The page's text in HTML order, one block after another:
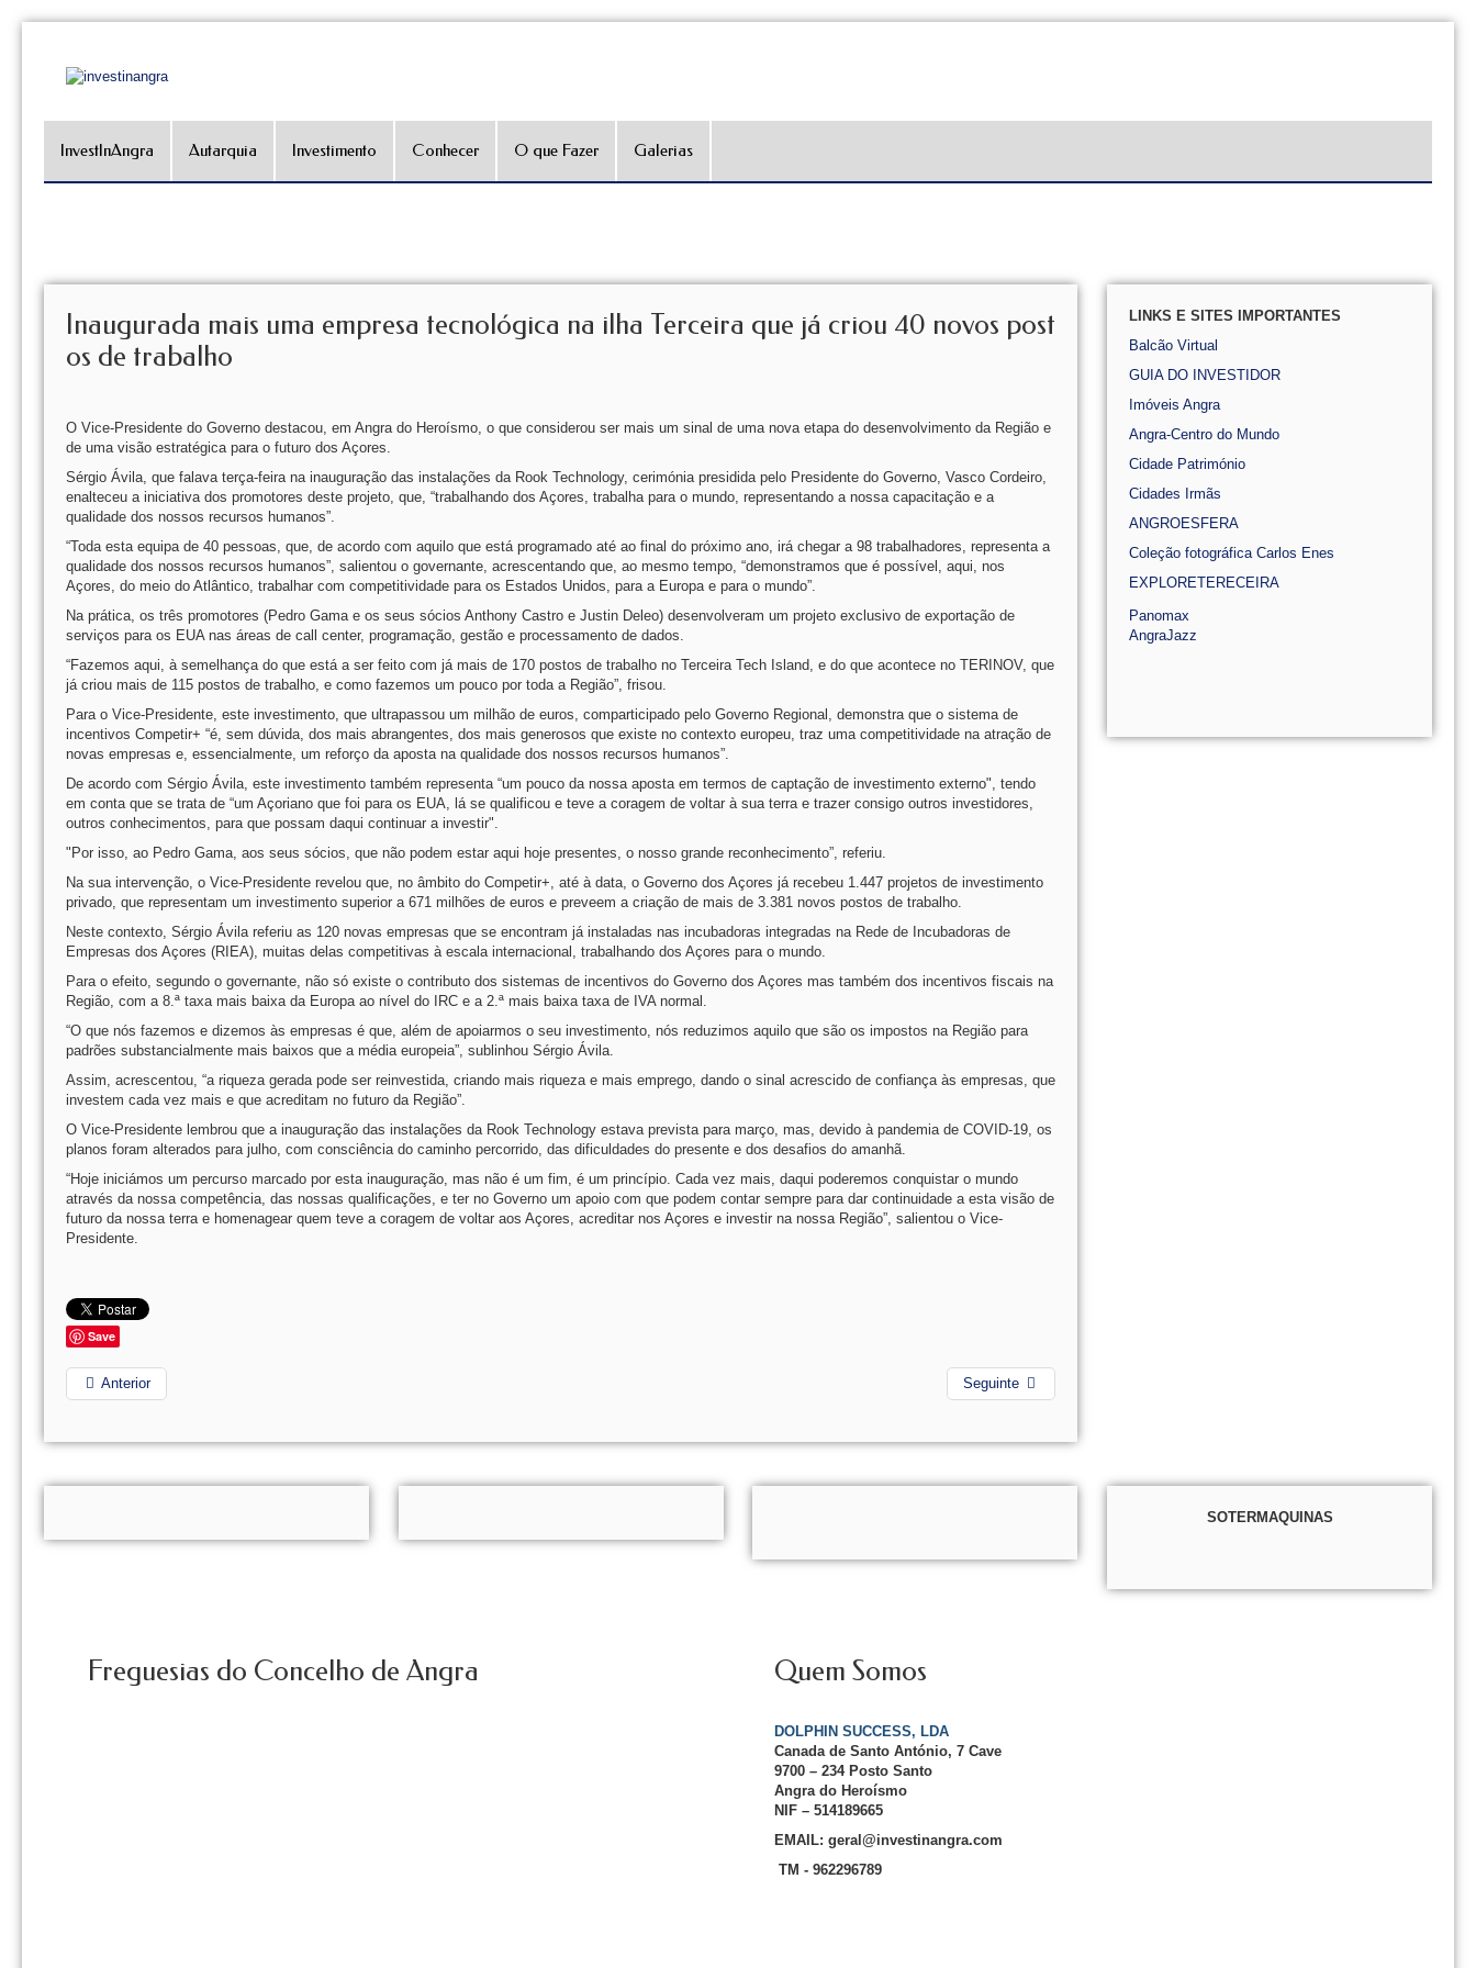
InvestInAngra Autarquia Investimento Conhecer O que Fazer Galerias
Inaugurada mais uma empresa tecnológica na ilha Terceira que já criou 40 novos post
os de trabalho
O Vice-Presidente do Governo destacou, em Angra do Heroísmo, o que considerou ser mais um sinal de uma nova etapa do desenvolvimento da Região e
de uma visão estratégica para o futuro dos Açores.
Sérgio Ávila, que falava terça-feira na inauguração das instalações da Rook Technology, cerimónia presidida pelo Presidente do Governo, Vasco Cordeiro,
enalteceu a iniciativa dos promotores deste projeto, que, “trabalhando dos Açores, trabalha para o mundo, representando a nossa capacitação e a
qualidade dos nossos recursos humanos”.
“Toda esta equipa de 40 pessoas, que, de acordo com aquilo que está programado até ao final do próximo ano, irá chegar a 98 trabalhadores, representa a
qualidade dos nossos recursos humanos”, salientou o governante, acrescentando que, ao mesmo tempo, “demonstramos que é possível, aqui, nos
Açores, do meio do Atlântico, trabalhar com competitividade para os Estados Unidos, para a Europa e para o mundo”.
Na prática, os três promotores (Pedro Gama e os seus sócios Anthony Castro e Justin Deleo) desenvolveram um projeto exclusivo de exportação de
serviços para os EUA nas áreas de call center, programação, gestão e processamento de dados.
“Fazemos aqui, à semelhança do que está a ser feito com já mais de 170 postos de trabalho no Terceira Tech Island, e do que acontece no TERINOV, que
já criou mais de 115 postos de trabalho, e como fazemos um pouco por toda a Região”, frisou.
Para o Vice-Presidente, este investimento, que ultrapassou um milhão de euros, comparticipado pelo Governo Regional, demonstra que o sistema de
incentivos Competir+ “é, sem dúvida, dos mais abrangentes, dos mais generosos que existe no contexto europeu, traz uma competitividade na atração de
novas empresas e, essencialmente, um reforço da aposta na qualidade dos nossos recursos humanos”.
De acordo com Sérgio Ávila, este investimento também representa “um pouco da nossa aposta em termos de captação de investimento externo", tendo
em conta que se trata de “um Açoriano que foi para os EUA, lá se qualificou e teve a coragem de voltar à sua terra e trazer consigo outros investidores,
outros conhecimentos, para que possam daqui continuar a investir".
"Por isso, ao Pedro Gama, aos seus sócios, que não podem estar aqui hoje presentes, o nosso grande reconhecimento”, referiu.
Na sua intervenção, o Vice-Presidente revelou que, no âmbito do Competir+, até à data, o Governo dos Açores já recebeu 1.447 projetos de investimento
privado, que representam um investimento superior a 671 milhões de euros e preveem a criação de mais de 3.381 novos postos de trabalho.
Neste contexto, Sérgio Ávila referiu as 120 novas empresas que se encontram já instaladas nas incubadoras integradas na Rede de Incubadoras de
Empresas dos Açores (RIEA), muitas delas competitivas à escala internacional, trabalhando dos Açores para o mundo.
Para o efeito, segundo o governante, não só existe o contributo dos sistemas de incentivos do Governo dos Açores mas também dos incentivos fiscais na
Região, com a 8.ª taxa mais baixa da Europa ao nível do IRC e a 2.ª mais baixa taxa de IVA normal.
“O que nós fazemos e dizemos às empresas é que, além de apoiarmos o seu investimento, nós reduzimos aquilo que são os impostos na Região para
padrões substancialmente mais baixos que a média europeia”, sublinhou Sérgio Ávila.
Assim, acrescentou, “a riqueza gerada pode ser reinvestida, criando mais riqueza e mais emprego, dando o sinal acrescido de confiança às empresas, que
investem cada vez mais e que acreditam no futuro da Região”.
O Vice-Presidente lembrou que a inauguração das instalações da Rook Technology estava prevista para março, mas, devido à pandemia de COVID-19, os
planos foram alterados para julho, com consciência do caminho percorrido, das dificuldades do presente e dos desafios do amanhã.
“Hoje iniciámos um percurso marcado por esta inauguração, mas não é um fim, é um princípio. Cada vez mais, daqui poderemos conquistar o mundo
através da nossa competência, das nossas qualificações, e ter no Governo um apoio com que podem contar sempre para dar continuidade a esta visão de
futuro da nossa terra e homenagear quem teve a coragem de voltar aos Açores, acreditar nos Açores e investir na nossa Região”, salientou o Vice-
Presidente.
Save
Anterior Seguinte
LINKS E SITES IMPORTANTES
Balcão Virtual
GUIA DO INVESTIDOR
Imóveis Angra
Angra-Centro do Mundo
Cidade Património
Cidades Irmãs
ANGROESFERA
Coleção fotográfica Carlos Enes
EXPLORETERECEIRA
Panomax
AngraJazz
SOTERMAQUINAS
Freguesias do Concelho de Angra Quem Somos
DOLPHIN SUCCESS, LDA
Canada de Santo António, 7 Cave
9700 – 234 Posto Santo
Angra do Heroísmo
NIF – 514189665
EMAIL: geral@investinangra.com
TM - 962296789